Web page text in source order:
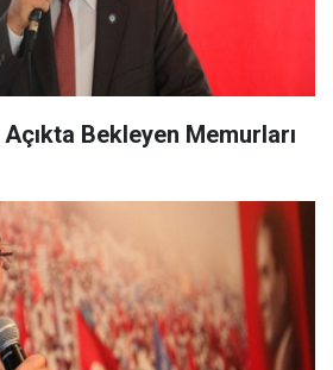
Bekleyen Memurları